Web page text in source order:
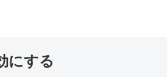
にする